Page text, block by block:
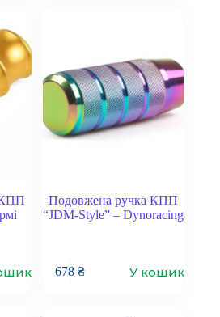
КПП
Подовжена ручка КПП
“JDM-Style” – Dynoracing
678 ₴ У кошик